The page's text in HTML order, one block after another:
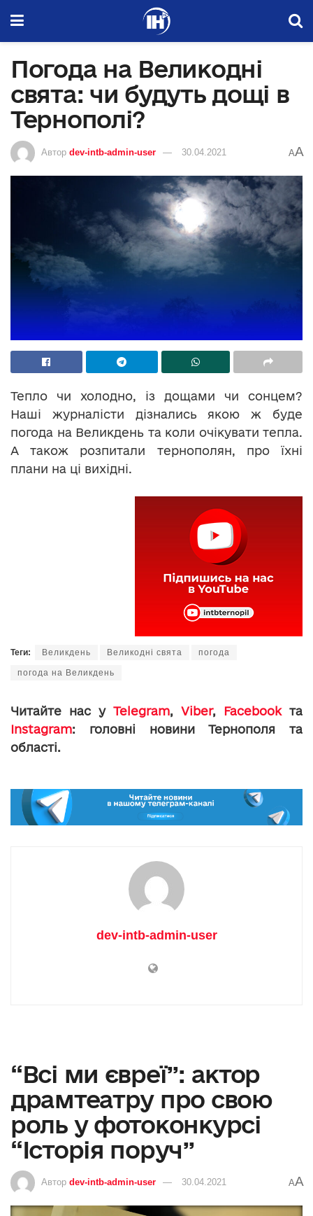
Погода на Великодні
свята: чи будуть дощі в
Тернополі?
Автор dev-intb-admin-user 30.04.2021 AA
Тепло чи холодно, із дощами чи сонцем?
Наші журналісти дізнались якою ж буде
погода на Великдень та коли очікувати тепла.
А також розпитали тернополян, про їхні
плани на ці вихідні.
Теги: Великдень Великодні свята погода
погода на Великдень
Читайте нас у Telegram, Viber, Facebookта
Instagram: головні новини Тернополя та
області.
dev-intb-admin-user
“Всі ми євреї”: актор
драмтеатру про свою
роль у фотоконкурсі
“Історія поруч”
Автор dev-intb-admin-user 30.04.2021 AA